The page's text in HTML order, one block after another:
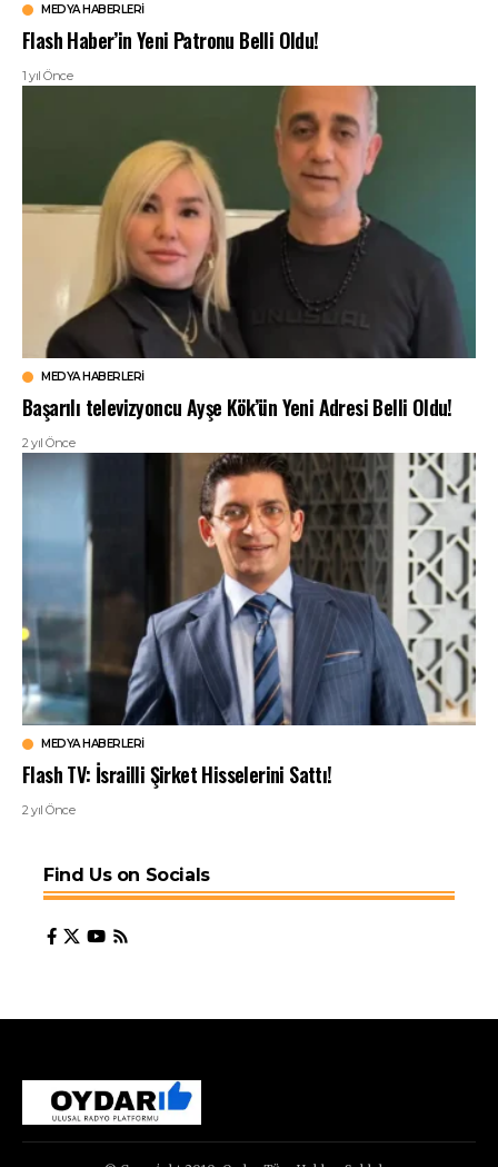
MEDYA HABERLERI
Flash Haber’in Yeni Patronu Belli Oldu!
1 yıl Önce
MEDYA HABERLERI
Başarılı televizyoncu Ayşe Kök’ün Yeni Adresi Belli Oldu!
2 yıl Önce
MEDYA HABERLERI
Flash TV: İsrailli Şirket Hisselerini Sattı!
2 yıl Önce
Find Us on Socials